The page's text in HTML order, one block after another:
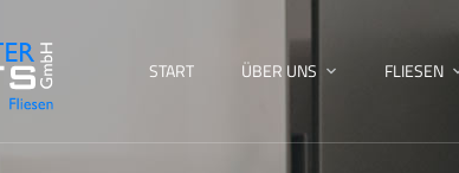
START ÜBER UNS FLIESEN